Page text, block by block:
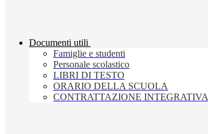
Documenti utili
Famiglie e studenti
Personale scolastico
LIBRI DI TESTO
ORARIO DELLA SCUOLA
CONTRATTAZIONE INTEGRATIVA